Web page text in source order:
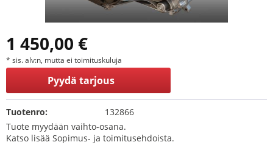
1 450,00 €
* sis. alv:n, mutta ei toimituskuluja
Pyydä tarjous
Tuotenro:
132866
Tuote myydään vaihto-osana.
Katso lisää Sopimus- ja toimitusehdoista.